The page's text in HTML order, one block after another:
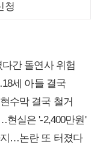
청
간 돌연사 위험
세 아들 결국
수막 결국 철거
현실은 '-2,400만원'
…논란 또 터졌다